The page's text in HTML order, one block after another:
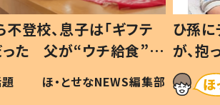
登校、息子は「ギフテ
った 父が“ウチ給食”を
ける理由とは #令和の親
ほ・とせなNEWS編集部
ひ孫
が、
「涙が
い」